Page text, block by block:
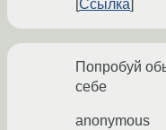
Ссылка
Попробуй
себе
anonymous